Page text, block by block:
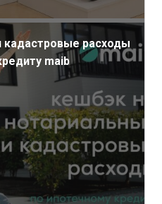
кадастровые расходы
maib